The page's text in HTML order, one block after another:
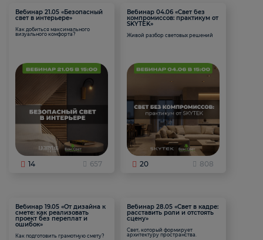
Вебинар 21.05 «Безопасный
свет в интерьере»
Как добиться максимального
визуального комфорта?
14 657
Вебинар 04.06 «Свет без
компромиссов: практикум от
SKYTEK»
Живой разбор световых решений
20 808
Вебинар 19.05 «От дизайна к
смете: как реализовать
проект без переплат и
ошибок»
Как подготовить грамотную смету?
Вебинар 28.05 «Свет в кадре:
расставить роли и отстоять
сцену»
Свет, который формирует
архитектуру пространства.